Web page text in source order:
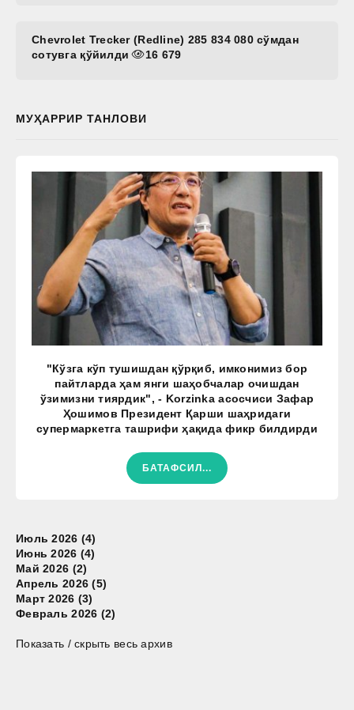
Chevrolet Trecker (Redline) 285 834 080 сўмдан
сотувга қўйилди
16 679
МУҲАРРИР ТАНЛОВИ
"Кўзга кўп тушишдан қўрқиб, имконимиз бор
пайтларда ҳам янги шаҳобчалар очишдан
ўзимизни тиярдик", - Korzinka асосчиси Зафар
Ҳошимов Президент Қарши шаҳридаги
супермаркетга ташрифи ҳақида фикр билдирди
БАТАФСИЛ...
Июль 2026 (4)
Июнь 2026 (4)
Май 2026 (2)
Апрель 2026 (5)
Март 2026 (3)
Февраль 2026 (2)
Показать / скрыть весь архив